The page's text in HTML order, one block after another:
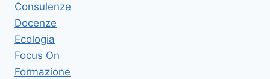
Consulenze
Docenze
Ecologia
Focus On
Formazione